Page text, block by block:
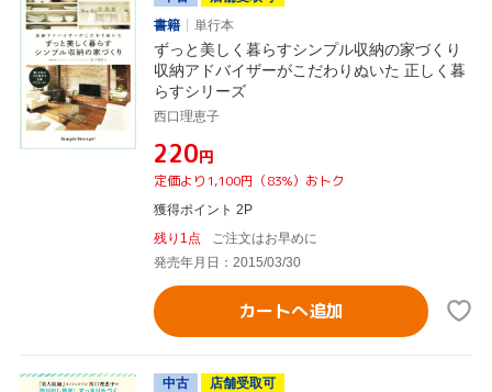
書籍
単行本
ずっと美しく暮らすシンプル収納の家づくり
収納アドバイザーがこだわりぬいた 正しく暮
らすシリーズ
西口理恵子
¥220円
定価より1,100円（83%）おトク
獲得ポイント 2P
残り1点
ご注文はお早めに
発売年月日：2015/03/30
カートへ追加
中古
店舗受取可